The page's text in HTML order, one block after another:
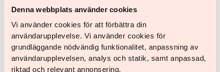
Denna webbplats använder cookies
Vi använder cookies för att förbättra din
användarupplevelse. Vi använder cookies för
grundläggande nödvändig funktionalitet, anpassning av
användarupplevelsen, analys och statik, samt anpassad,
riktad och relevant annonsering.
kontakte en læge eller sundhedsvæsenet. En overdosis
kan øge risikoen for bivirkninger, særligt kvalme og
opkastning. I nogle tilfælde kan lavt blodsukker
(hypoglykæmi) også forekomme, især hvis medicinen
bruges sammen med andre blodsukkersænkende
behandlinger.